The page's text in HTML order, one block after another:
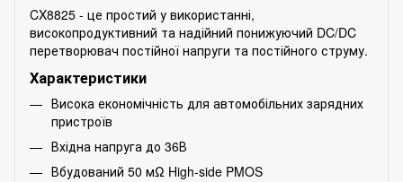
CX8825 - це простий у використанні,
високопродуктивний та надійний понижуючий DC/DC
перетворювач постійної напруги та постійного струму.
Характеристики
Висока економічність для автомобільних зарядних
пристроїв
Вхідна напруга до 36В
Вбудований 50 мΩ High-side PMOS